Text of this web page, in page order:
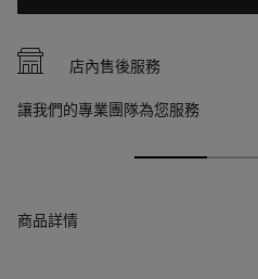
店內售後服務
讓我們的專業團隊為您服務
商品詳情